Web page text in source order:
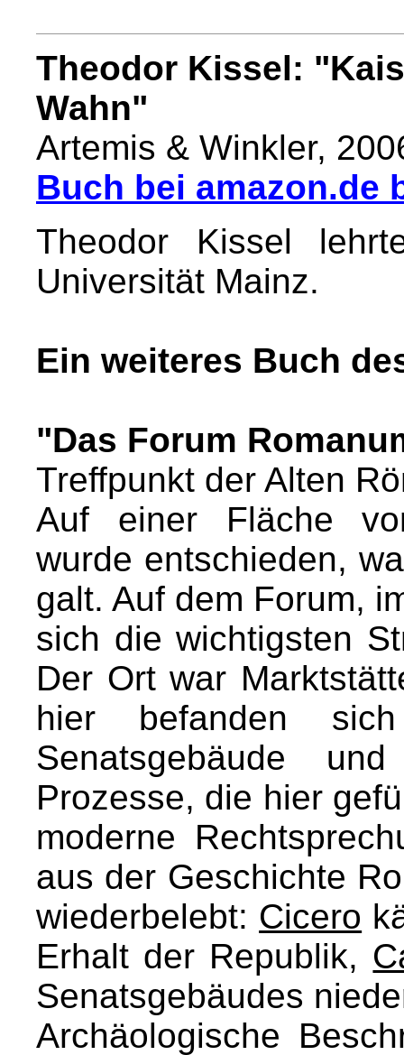
Theodor Kissel:
Wahn"
Artemis & Winkler,
Buch bei amazon.de
Theodor Kissel
Universität Mainz.
Ein weiteres Buch
"Das Forum
Treffpunkt der Alten
Auf einer Fläche
wurde entschieden,
galt. Auf dem Forum,
sich die wichtigsten
Der Ort war
hier befanden
Senatsgebäude
Prozesse, die hier
moderne
aus der Geschichte
wiederbelebt: Cicero
Erhalt der Republik,
Senatsgebäudes
Archäologische